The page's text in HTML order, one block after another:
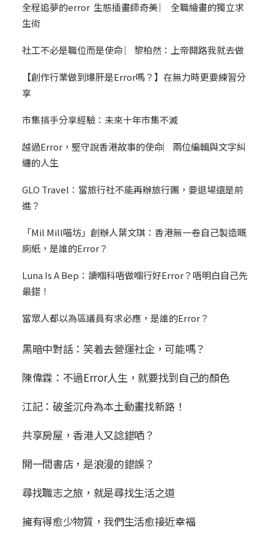
全程追夢的error 生態插畫師奇美 ︳ 全職繪畫的獨立求
生術
社工不必是職位而是使命 ︳黎柏然：上帝開路我就去做
【創作行業做到爆肝是Error嗎？】在無力時更要練習分
享
市集搞手分享經驗：未來十年市集不滅
越過Error，堅守說香港故事的使命︳兩位編輯與文字糾
纏的人生
GLO Travel：當旅行社不能再辦旅行團，要退場還是前
進？
「Mil Mill喵坊」創辦人葉文琪：香港無一卷自己製造嘅
廁紙，是誰的Error？
Luna Is A Bep：讀嗰科唔做嗰行好Error？唔明白自己先
最錯！
當眾人都以為區議員有求必應，是誰的Error？
黑暗中對話：笑着去營運社企，可能嗎？
陳偉霖：不過Error人生，就要找到自己的顏色
江記：破釜沉舟為本土動畫找新路！
共享房屋，香港人又諗錯哂？
開一間書店，是浪漫的錯誤？
尋找職志之旅，就是尋找生活之道
擁有得愈少物質，我們生活愈接近幸褔